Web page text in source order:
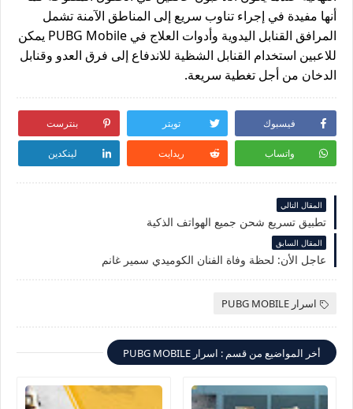
أنها مفيدة في إجراء تناوب سريع إلى المناطق الآمنة تشمل
المرافق القنابل اليدوية وأدوات العلاج في PUBG Mobile يمكن
للاعبين استخدام القنابل الشظية للاندفاع إلى فرق العدو وقنابل
الدخان من أجل تغطية سريعة.
فيسبوك تويتر بنترست
واتساب ريدايت لينكدين
المقال التالي
تطبيق تسريع شحن جميع الهواتف الذكية
المقال السابق
عاجل الأن: لحظة وفاة الفنان الكوميدي سمير غانم
اسرار PUBG MOBILE
أخر المواضيع من قسم : اسرار PUBG MOBILE